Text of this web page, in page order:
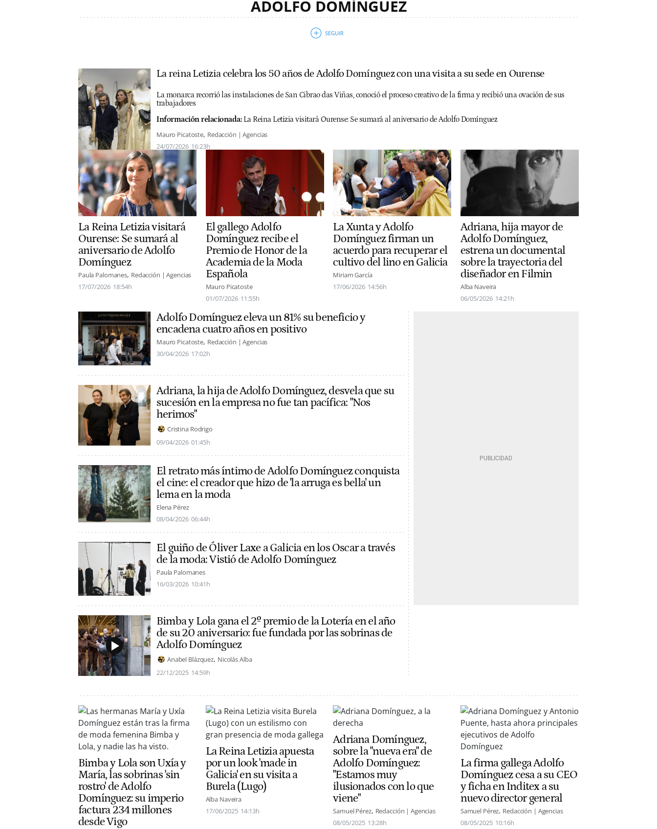
ADOLFO DOMÍNGUEZ
La reina Letizia celebra los 50 años de Adolfo Domínguez con una visita a su sede en Ourense
La monarca recorrió las instalaciones de San Cibrao das Viñas, conoció el proceso creativo de la firma y recibió una ovación de sus
trabajadores
Información relacionada: La Reina Letizia visitará Ourense: Se sumará al aniversario de Adolfo Domínguez
Mauro Picatoste Redacción | Agencias
24/07/2026 16:23h
La Reina Letizia visitará
Ourense: Se sumará al
aniversario de Adolfo
Domínguez
Paula Palomanes Redacción | Agencias
17/07/2026 18:54h
El gallego Adolfo
Domínguez recibe el
Premio de Honor de la
Academia de la Moda
Española
Mauro Picatoste
01/07/2026 11:55h
La Xunta y Adolfo
Domínguez firman un
acuerdo para recuperar el
cultivo del lino en Galicia
Miriam García
17/06/2026 14:56h
Adriana, hija mayor de
Adolfo Domínguez,
estrena un documental
sobre la trayectoria del
diseñador en Filmin
Alba Naveira
06/05/2026 14:21h
Adolfo Domínguez eleva un 81% su beneficio y
encadena cuatro años en positivo
Mauro Picatoste Redacción | Agencias
30/04/2026 17:02h
Adriana, la hija de Adolfo Domínguez, desvela que su
sucesión en la empresa no fue tan pacífica: "Nos
herimos"
Cristina Rodrigo
09/04/2026 01:45h
El retrato más íntimo de Adolfo Domínguez conquista
el cine: el creador que hizo de 'la arruga es bella' un
lema en la moda
Elena Pérez
08/04/2026 06:44h
El guiño de Óliver Laxe a Galicia en los Oscar a través
de la moda: Vistió de Adolfo Domínguez
Paula Palomanes
16/03/2026 10:41h
Bimba y Lola gana el 2º premio de la Lotería en el año
de su 20 aniversario: fue fundada por las sobrinas de
Adolfo Domínguez
Anabel Blázquez Nicolás Alba
22/12/2025 14:59h
Bimba y Lola son Uxía y
María, las sobrinas 'sin
rostro' de Adolfo
Domínguez: su imperio
factura 234 millones
desde Vigo
La Reina Letizia apuesta
por un look 'made in
Galicia' en su visita a
Burela (Lugo)
Alba Naveira
17/06/2025 14:13h
Adriana Domínguez,
sobre la "nueva era" de
Adolfo Domínguez:
"Estamos muy
ilusionados con lo que
viene"
Samuel Pérez Redacción | Agencias
08/05/2025 13:28h
La firma gallega Adolfo
Domínguez cesa a su CEO
y ficha en Inditex a su
nuevo director general
Samuel Pérez Redacción | Agencias
08/05/2025 10:16h